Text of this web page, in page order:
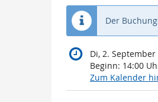
Der
Di, 2. September
Beginn: 14:00
Zum Kalender